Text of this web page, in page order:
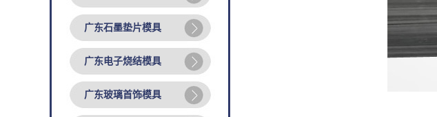
广东石墨垫片模具
广东电子烧结模具
广东玻璃首饰模具